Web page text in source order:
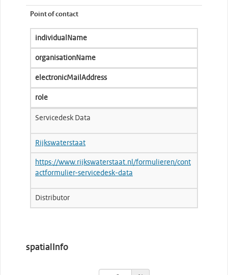
Point of contact
individualName
organisationName
electronicMailAddress
role
Servicedesk Data
Rijkswaterstaat
https://www.rijkswaterstaat.nl/formulieren/cont
actformulier-servicedesk-data
Distributor
spatialInfo